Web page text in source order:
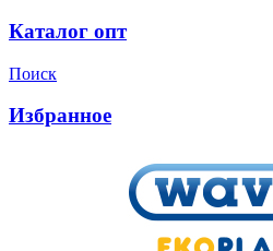
Каталог опт
Поиск
Избранное